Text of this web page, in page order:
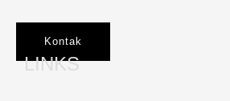
Kontak
LINKS